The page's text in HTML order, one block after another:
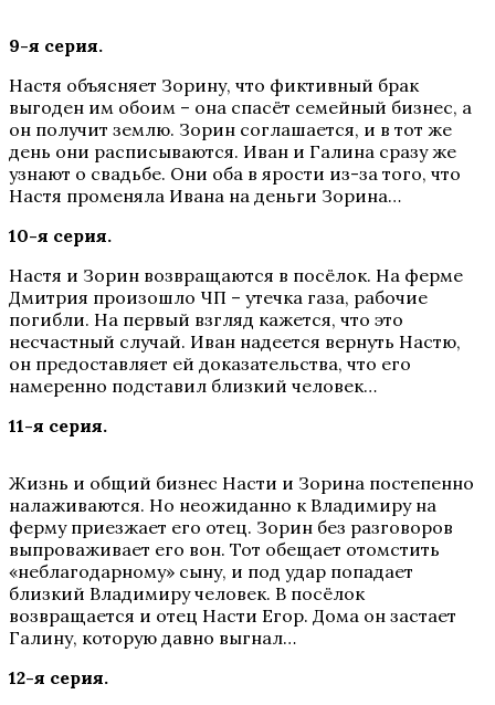
9-я серия.
Настя объясняет Зорину, что фиктивный брак
выгоден им обоим – она спасёт семейный бизнес, а
он получит землю. Зорин соглашается, и в тот же
день они расписываются. Иван и Галина сразу же
узнают о свадьбе. Они оба в ярости из-за того, что
Настя променяла Ивана на деньги Зорина…
10-я серия.
Настя и Зорин возвращаются в посёлок. На ферме
Дмитрия произошло ЧП – утечка газа, рабочие
погибли. На первый взгляд кажется, что это
несчастный случай. Иван надеется вернуть Настю,
он предоставляет ей доказательства, что его
намеренно подставил близкий человек…
11-я серия.
Жизнь и общий бизнес Насти и Зорина постепенно
налаживаются. Но неожиданно к Владимиру на
ферму приезжает его отец. Зорин без разговоров
выпроваживает его вон. Тот обещает отомстить
«неблагодарному» сыну, и под удар попадает
близкий Владимиру человек. В посёлок
возвращается и отец Насти Егор. Дома он застает
Галину, которую давно выгнал…
12-я серия.